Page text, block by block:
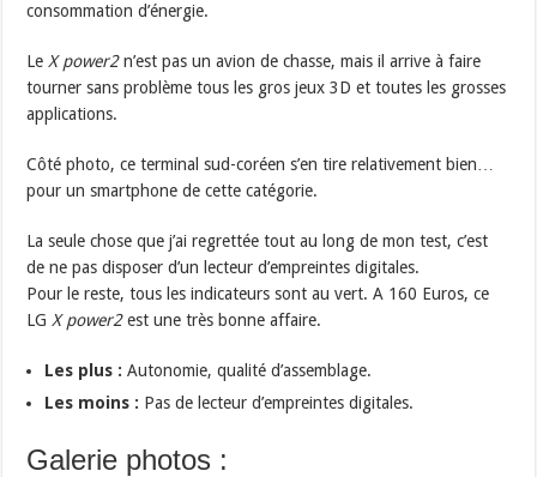
consommation d’énergie.
Le X power2n’est pas un avion de chasse, mais il arrive à faire
tourner sans problème tous les gros jeux 3D et toutes les grosses
applications.
Côté photo, ce terminal sud-coréen s’en tire relativement bien…
pour un smartphone de cette catégorie.
La seule chose que j’ai regrettée tout au long de mon test, c’est
de ne pas disposer d’un lecteur d’empreintes digitales.
Pour le reste, tous les indicateurs sont au vert. A 160 Euros, ce
LG X power2est une très bonne affaire.
Les plus : Autonomie, qualité d’assemblage.
Les moins : Pas de lecteur d’empreintes digitales.
Galerie photos :